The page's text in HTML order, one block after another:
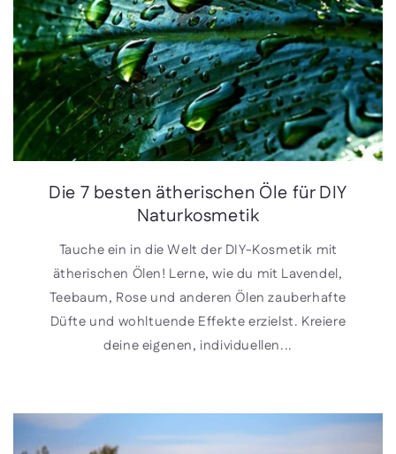
Die 7 besten ätherischen Öle für DIY
Naturkosmetik
Tauche ein in die Welt der DIY-Kosmetik mit
ätherischen Ölen! Lerne, wie du mit Lavendel,
Teebaum, Rose und anderen Ölen zauberhafte
Düfte und wohltuende Effekte erzielst. Kreiere
deine eigenen, individuellen...